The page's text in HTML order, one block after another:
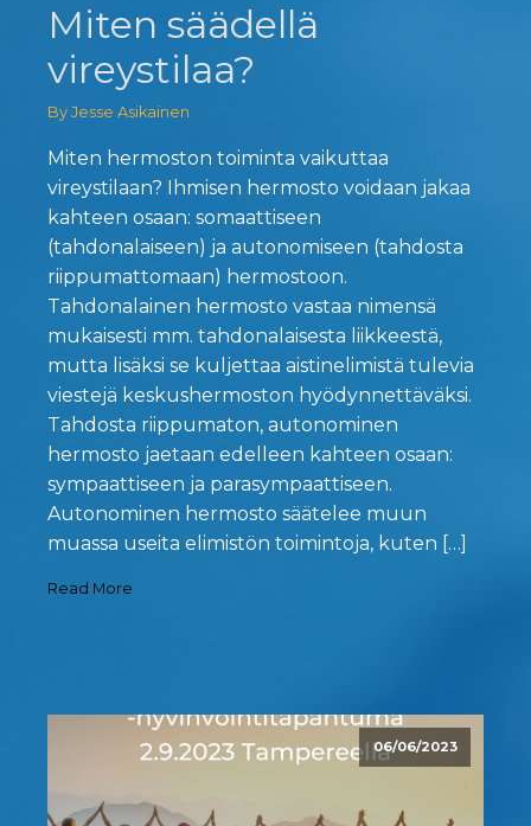
Miten säädellä
vireystilaa?
By Jesse Asikainen
Miten hermoston toiminta vaikuttaa
vireystilaan? Ihmisen hermosto voidaan jakaa
kahteen osaan: somaattiseen
(tahdonalaiseen) ja autonomiseen (tahdosta
riippumattomaan) hermostoon.
Tahdonalainen hermosto vastaa nimensä
mukaisesti mm. tahdonalaisesta liikkeestä,
mutta lisäksi se kuljettaa aistinelimistä tulevia
viestejä keskushermoston hyödynnettäväksi.
Tahdosta riippumaton, autonominen
hermosto jaetaan edelleen kahteen osaan:
sympaattiseen ja parasympaattiseen.
Autonominen hermosto säätelee muun
muassa useita elimistön toimintoja, kuten […]
Read More
06/06/2023